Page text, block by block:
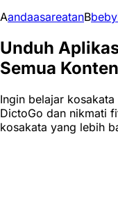
AandaasareatanBbeby
Unduh
Semua Konten
Ingin belajar
DictoGo dan nikmati
kosakata yang lebih